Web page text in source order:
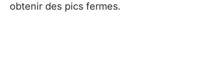
obtenir des pics fermes.